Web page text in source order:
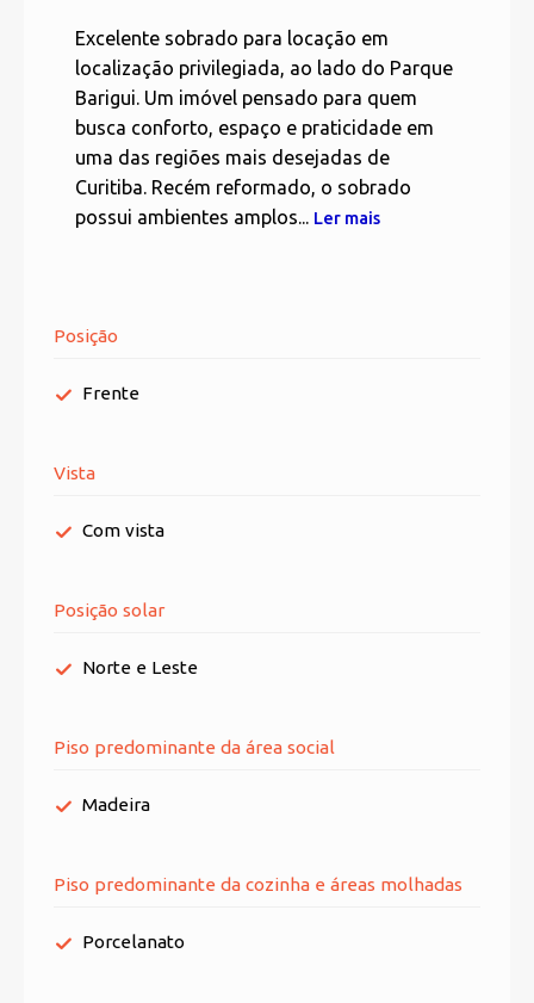
Excelente sobrado para locação em
localização privilegiada, ao lado do Parque
Barigui. Um imóvel pensado para quem
busca conforto, espaço e praticidade em
uma das regiões mais desejadas de
Curitiba. Recém reformado, o sobrado
possui ambientes amplos... Ler mais
Posição
Frente
Vista
Com vista
Posição solar
Norte e Leste
Piso predominante da área social
Madeira
Piso predominante da cozinha e áreas molhadas
Porcelanato